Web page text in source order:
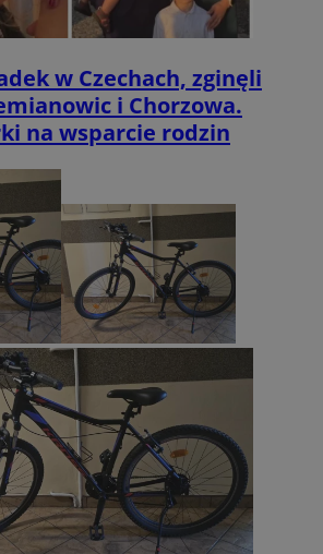
w Czechach, zginęli
i Chorzowa.
na wsparcie rodzin